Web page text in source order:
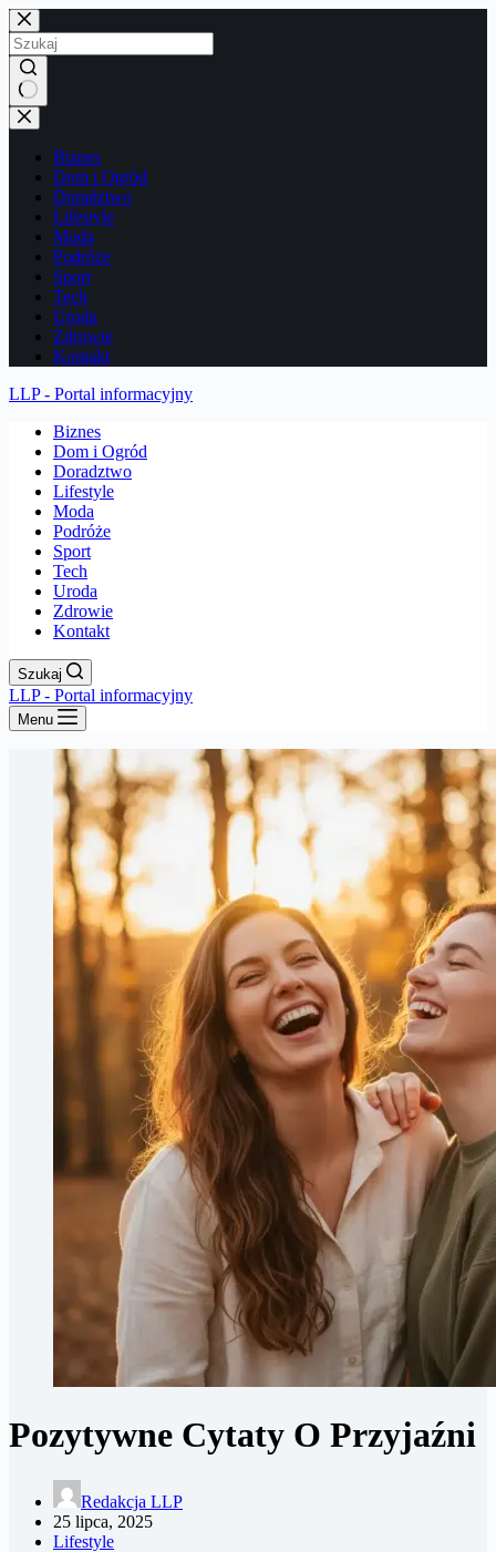
Przejdź
do
treści
Brak
wyników
Biznes
Dom i Ogród
Doradztwo
Lifestyle
Moda
Podróże
Sport
Tech
Uroda
Zdrowie
Kontakt
LLP - Portal informacyjny
Biznes
Dom i Ogród
Doradztwo
Lifestyle
Moda
Podróże
Sport
Tech
Uroda
Zdrowie
Kontakt
Szukaj
LLP - Portal informacyjny
Menu
Pozytywne Cytaty O Przyjaźni
Redakcja LLP
25 lipca, 2025
Lifestyle